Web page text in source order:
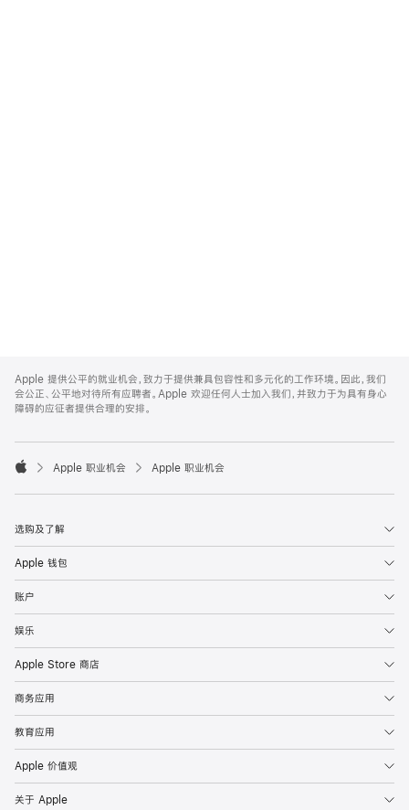
Footer
Apple 提供公平的就业机会，致力于提供兼具包容性和多元化的工作环境。因此，我们
会公正、公平地对待所有应聘者。Apple 欢迎任何人士加入我们，并致力于为具有身心
障碍的应征者提供合理的安排。

Apple 职业机会 Apple 职业机会
选购及了解
Apple 钱包
账户
娱乐
Apple Store 商店
商务应用
教育应用
Apple 价值观
关于 Apple